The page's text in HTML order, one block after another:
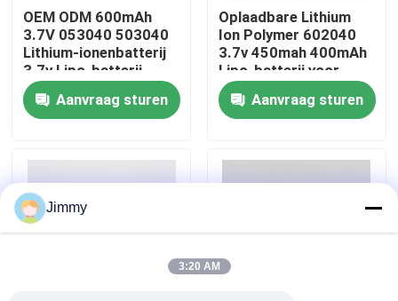
Fabriekstocht
Kwaliteitscontrole
Vraag een offerte
lithium-polymerbatterij
De Batterij van douanelipo
OEM ODM 600mAh
3.7V 053040 503040
Lithium-ionenbatterij
3.7v Lipo-batterij
500mAh
Aanvraag sturen
Oplaadbare Lithium
Ion Polymer 602040
3.7v 450mah 400mAh
Lipo-batterij voor
draadloze headset
Aanvraag sturen
Jimmy
3:20 AM